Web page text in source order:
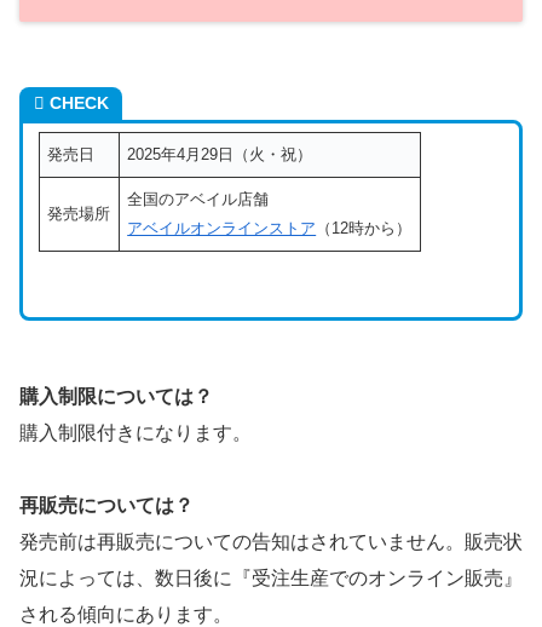
CHECK
発売日 2025年4月29日（火・祝）
発売場所
全国のアベイル店舗
アベイルオンラインストア （12時から）
購入制限については？
購入制限付きになります。
再販売については？
発売前は再販売についての告知はされていません。販売状
況によっては、数日後に『受注生産でのオンライン販売』
される傾向にあります。